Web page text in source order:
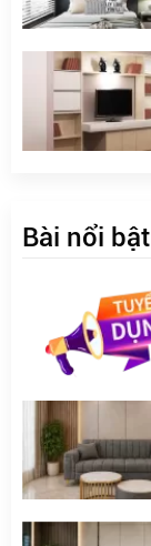
Bài nổi bật